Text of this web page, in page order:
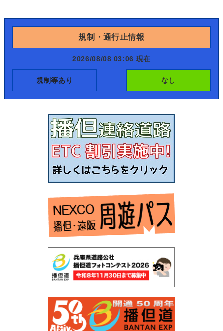
規制・通行止情報
2026/08/08 03:06 現在
規制等あり なし